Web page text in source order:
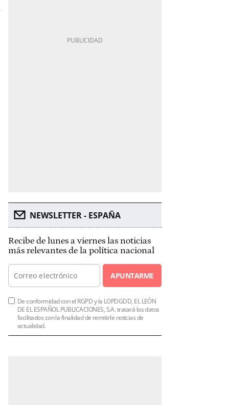
NEWSLETTER - ESPAÑA
Recibe de lunes a viernes las noticias
más relevantes de la política nacional
APUNTARME
De conformidad con el RGPD y la LOPDGDD, EL LEÓN
DE EL ESPAÑOL PUBLICACIONES, S.A. tratará los datos
facilitados con la finalidad de remitirle noticias de
actualidad.